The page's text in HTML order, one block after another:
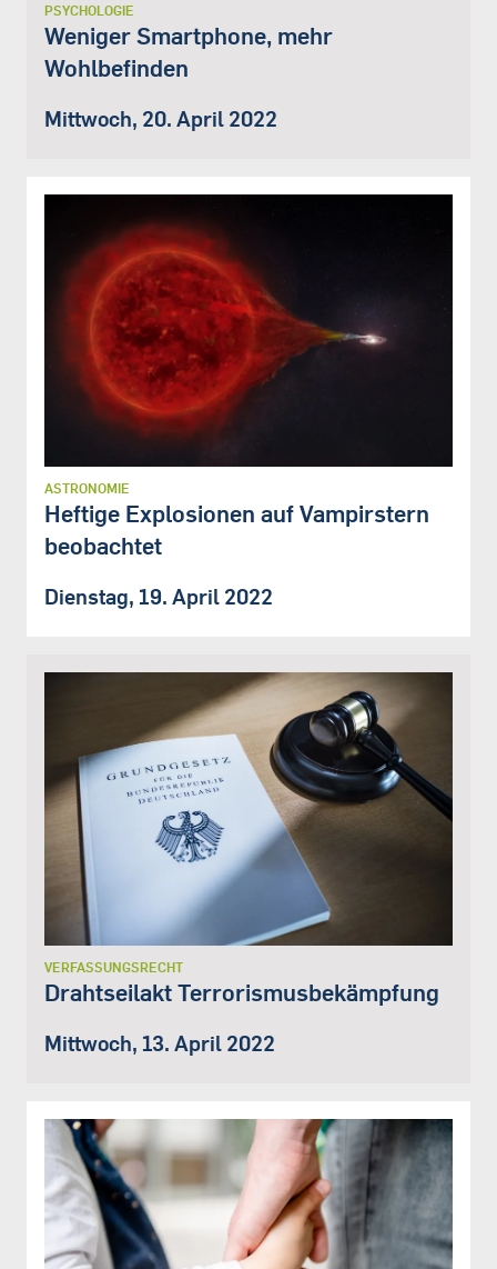
PSYCHOLOGIE
Weniger Smartphone, mehr
Wohlbefinden
Mittwoch, 20. April 2022
ASTRONOMIE
Heftige Explosionen auf Vampirstern
beobachtet
Dienstag, 19. April 2022
VERFASSUNGSRECHT
Drahtseilakt Terrorismusbekämpfung
Mittwoch, 13. April 2022